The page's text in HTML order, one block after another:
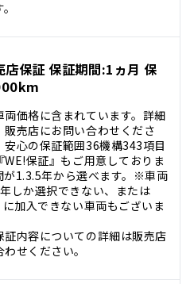
店保証 保証期間:1ヵ月 保
両価格に含まれています。詳細
販売店にお問い合わせくださ
安心の保証範囲36機構343項目
WE!保証』もご用意しておりま
が1.3.5年から選べます。※車両
しか選択できない、または
に加入できない車両もございま
証内容についての詳細は販売店
せください。